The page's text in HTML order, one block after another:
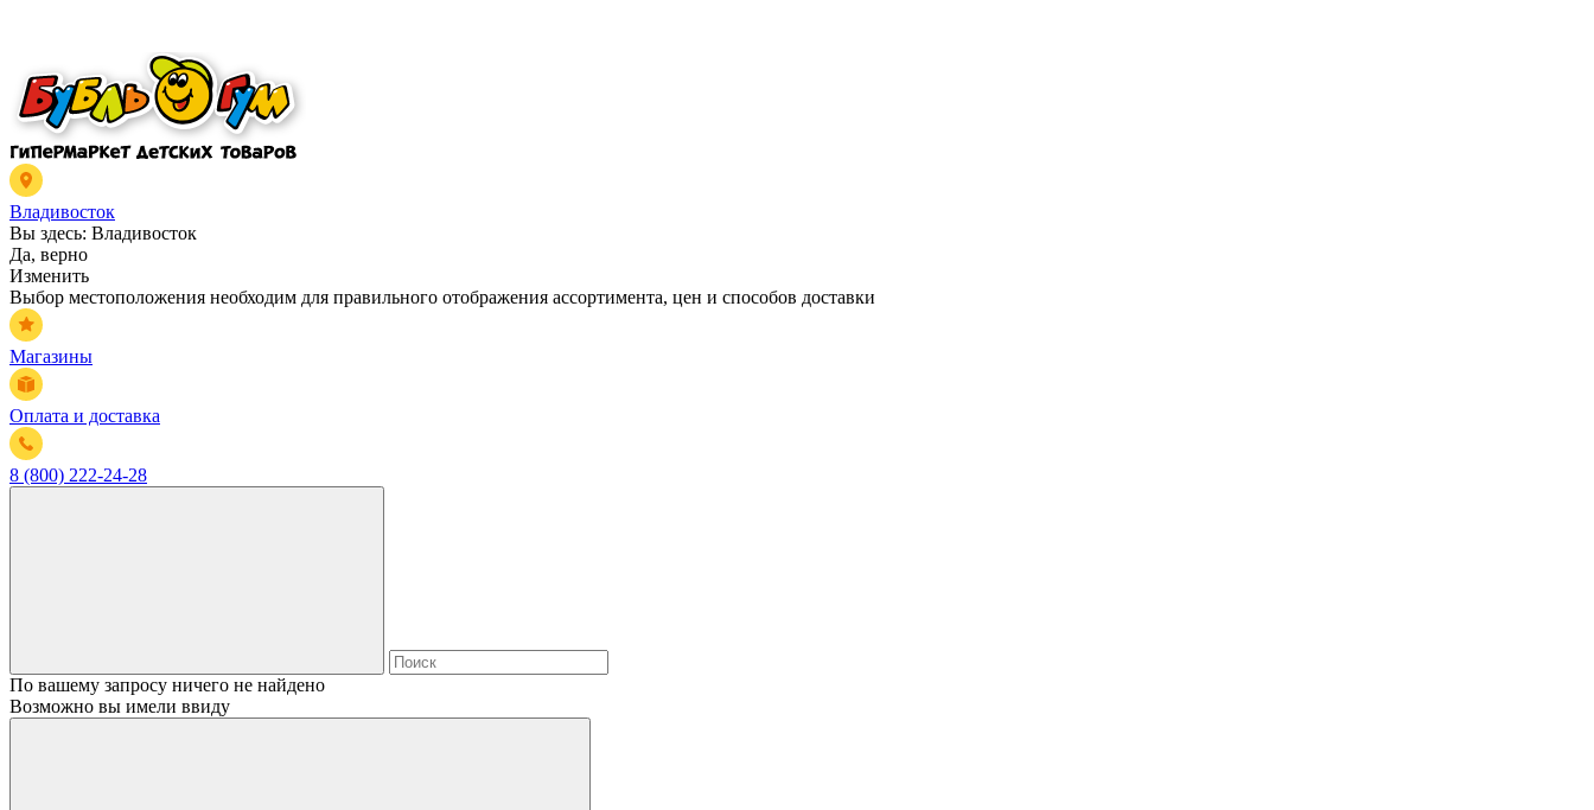
Владивосток
Вы здесь: Владивосток
Да, верно
Изменить
Выбор местоположения необходим для правильного отображения ассортимента, цен и способов доставки
Магазины
Оплата и доставка
8 (800) 222-24-28
По вашему запросу ничего не найдено
Возможно вы имели ввиду